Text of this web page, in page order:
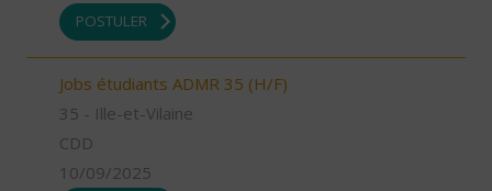
POSTULER
Jobs étudiants ADMR 35 (H/F)
35 - Ille-et-Vilaine
CDD
10/09/2025